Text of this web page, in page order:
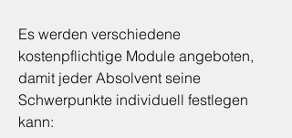
Es werden verschiedene
kostenpflichtige Module angeboten,
damit jeder Absolvent seine
Schwerpunkte individuell festlegen
kann: